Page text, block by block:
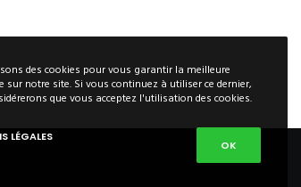
des cookies pour vous garantir la meilleure
sur notre site. Si vous continuez à utiliser ce dernier,
que vous acceptez l'utilisation des cookies.
LÉGALES
OK